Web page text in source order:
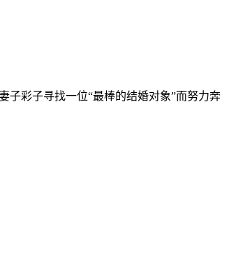
子彩子寻找一位“最棒的结婚对象”而努力奔